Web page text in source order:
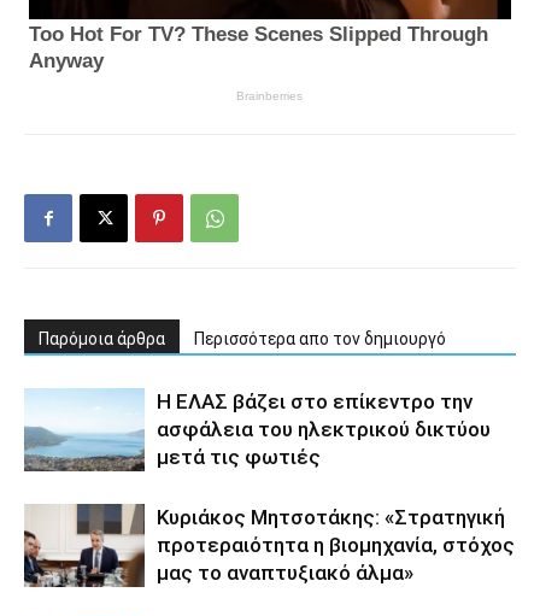
Παρόμοια άρθρα Περισσότερα απο τον δημιουργό
Η ΕΛΑΣ βάζει στο επίκεντρο την
ασφάλεια του ηλεκτρικού δικτύου
μετά τις φωτιές
Κυριάκος Μητσοτάκης: «Στρατηγική
προτεραιότητα η βιομηχανία, στόχος
μας το αναπτυξιακό άλμα»